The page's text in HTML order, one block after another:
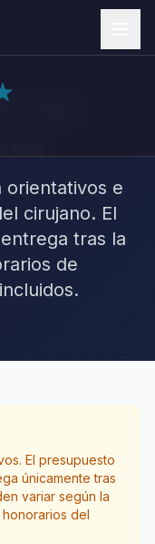
orientativos e
cirujano. El
tras la
de
El presupuesto
únicamente tras
variar según la
del